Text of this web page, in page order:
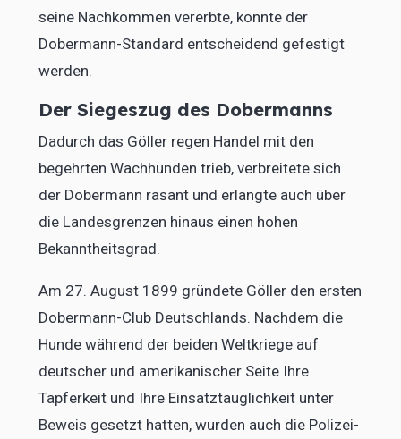
seine Nachkommen vererbte, konnte der
Dobermann-Standard entscheidend gefestigt
werden.
Der Siegeszug des Dobermanns
Dadurch das Göller regen Handel mit den
begehrten Wachhunden trieb, verbreitete sich
der Dobermann rasant und erlangte auch über
die Landesgrenzen hinaus einen hohen
Bekanntheitsgrad.
Am 27. August 1899 gründete Göller den ersten
Dobermann-Club Deutschlands. Nachdem die
Hunde während der beiden Weltkriege auf
deutscher und amerikanischer Seite Ihre
Tapferkeit und Ihre Einsatztauglichkeit unter
Beweis gesetzt hatten, wurden auch die Polizei-